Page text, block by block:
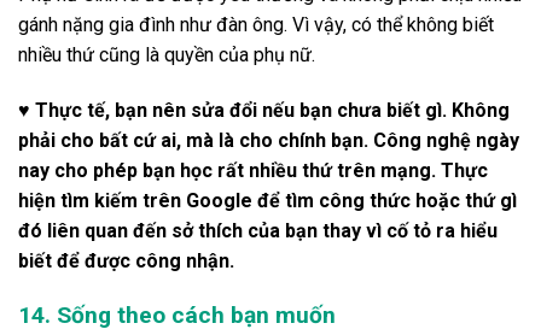
gánh nặng gia đình như đàn ông. Vì vậy, có thể không biết
nhiều thứ cũng là quyền của phụ nữ.
♥ Thực tế, bạn nên sửa đổi nếu bạn chưa biết gì. Không
phải cho bất cứ ai, mà là cho chính bạn. Công nghệ ngày
nay cho phép bạn học rất nhiều thứ trên mạng. Thực
hiện tìm kiếm trên Google để tìm công thức hoặc thứ gì
đó liên quan đến sở thích của bạn thay vì cố tỏ ra hiểu
biết để được công nhận.
14. Sống theo cách bạn muốn